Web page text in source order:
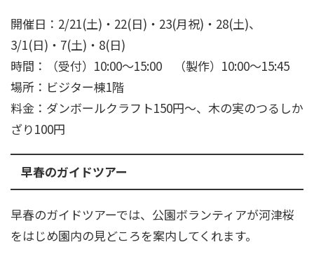
開催日：2/21(土)・22(日)・23(月祝)・28(土)、
3/1(日)・7(土)・8(日)
時間：（受付）10:00～15:00 （製作）10:00～15:45
場所：ビジター棟1階
料金：ダンボールクラフト150円～、木の実のつるしか
ざり100円
早春のガイドツアー
早春のガイドツアーでは、公園ボランティアが河津桜
をはじめ園内の見どころを案内してくれます。